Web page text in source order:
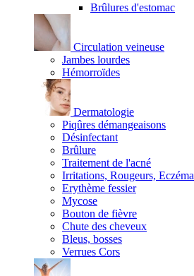
Brûlures d'estomac
Circulation veineuse
Jambes lourdes
Hémorroïdes
Dermatologie
Piqûres démangeaisons
Désinfectant
Brûlure
Traitement de l'acné
Irritations, Rougeurs, Eczéma
Erythème fessier
Mycose
Bouton de fièvre
Chute des cheveux
Bleus, bosses
Verrues Cors